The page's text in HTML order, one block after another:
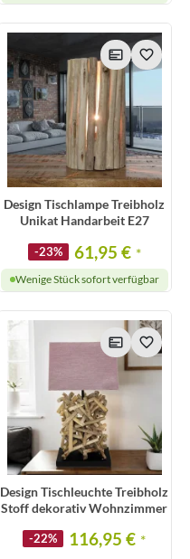
Design Tischlampe Treibholz
Unikat Handarbeit E27
-23% 61,95 € *
Wenige Stück sofort verfügbar
Design Tischleuchte Treibholz
Stoff dekorativ Wohnzimmer
-22% 116,95 € *